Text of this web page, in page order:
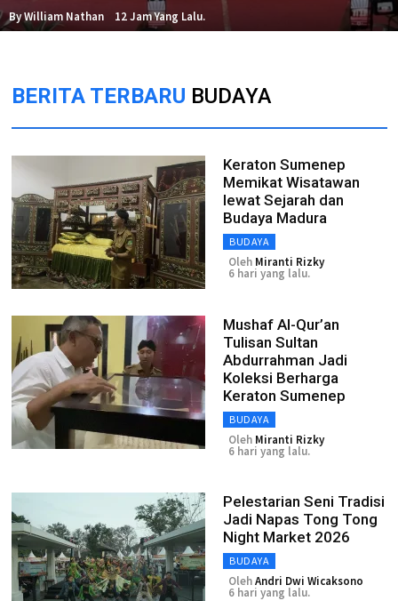
By William Nathan 12 Jam Yang Lalu.
BERITA TERBARU BUDAYA
Keraton Sumenep
Memikat Wisatawan
lewat Sejarah dan
Budaya Madura
BUDAYA
Oleh Miranti Rizky
6 hari yang lalu.
Mushaf Al-Qur’an
Tulisan Sultan
Abdurrahman Jadi
Koleksi Berharga
Keraton Sumenep
BUDAYA
Oleh Miranti Rizky
6 hari yang lalu.
Pelestarian Seni Tradisi
Jadi Napas Tong Tong
Night Market 2026
BUDAYA
OlehAndri Dwi Wicaksono
6 hari yang lalu.